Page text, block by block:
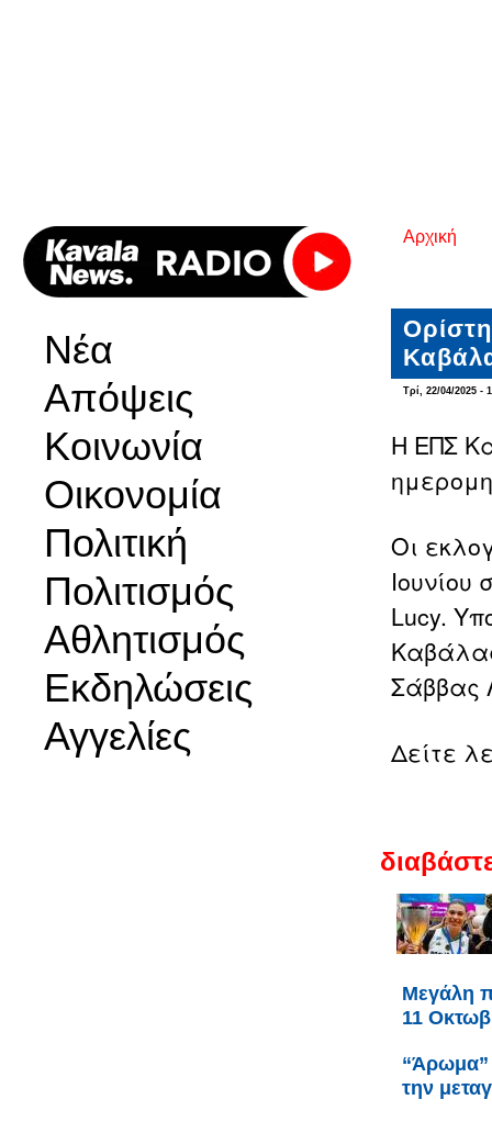
Νέα
Απόψεις
Κοινωνία
Οικονομία
Πολιτική
Πολιτισμός
Αθλητισμός
Εκδηλώσεις
Αγγελίες
Είστε
Αρχική
Τρί, 22/04/2025 -
Η ΕΠΣ
Οι
Ιουνίου
Lucy.
Σάββας
Δείτε
Μεγάλη
11
“Άρωμα”
την